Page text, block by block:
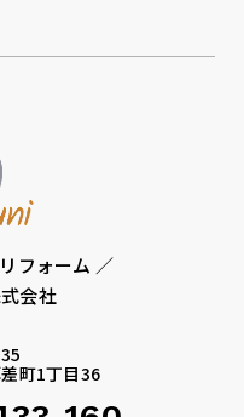
フォーム ／
会社
町1丁目36